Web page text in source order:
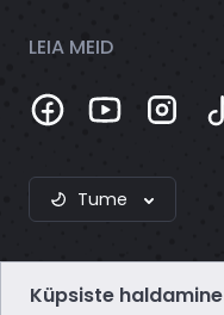
LEIA MEID
Tume
Küpsiste haldamine